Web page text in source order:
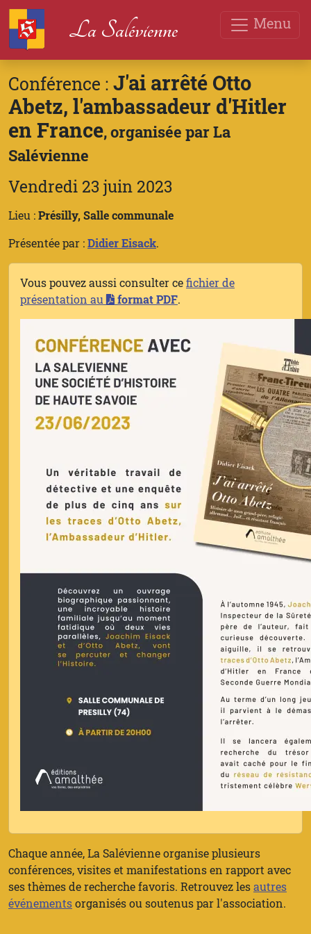
Menu
La Salévienne
Conférence : J'ai arrêté Otto
Abetz, l'ambassadeur d'Hitler
en France, organisée par La
Salévienne
Vendredi 23 juin 2023
Lieu :Présilly, Salle communale
Présentée par :Didier Eisack.
Vous pouvez aussi consulter cefichier de
présentation au
format PDF.
Chaque année, La Salévienne organise plusieurs
conférences, visites et manifestations en rapport avec
ses thèmes de recherche favoris. Retrouvez lesautres
événementsorganisés ou soutenus par l'association.